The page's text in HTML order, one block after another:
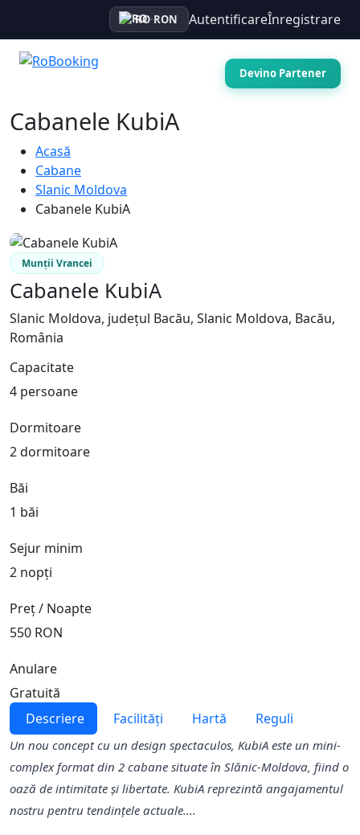
RO·RON AutentificareÎnregistrare
Devino Partener
Cabanele KubiA
Acasă
Cabane
Slanic Moldova
Cabanele KubiA
Munții Vrancei
Cabanele KubiA
Slanic Moldova, județul Bacău, Slanic Moldova, Bacău,
România
Capacitate
4 persoane
Dormitoare
2 dormitoare
Băi
1 băi
Sejur minim
2 nopți
Preț / Noapte
550 RON
Anulare
Gratuită
Descriere
Facilități Hartă Reguli
Un nou concept cu un design spectaculos, KubiA este un mini-
complex format din 2 cabane situate în Slănic-Moldova, fiind o
oază de intimitate și libertate. KubiA reprezintă angajamentul
nostru pentru tendințele actuale....